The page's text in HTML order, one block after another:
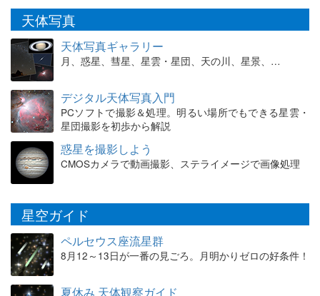
天体写真
天体写真ギャラリー
月、惑星、彗星、星雲・星団、天の川、星景、…
デジタル天体写真入門
PCソフトで撮影＆処理。明るい場所でもできる星雲・
星団撮影を初歩から解説
惑星を撮影しよう
CMOSカメラで動画撮影、ステライメージで画像処理
星空ガイド
ペルセウス座流星群
8月12～13日が一番の見ごろ。月明かりゼロの好条件！
夏休み 天体観察ガイド